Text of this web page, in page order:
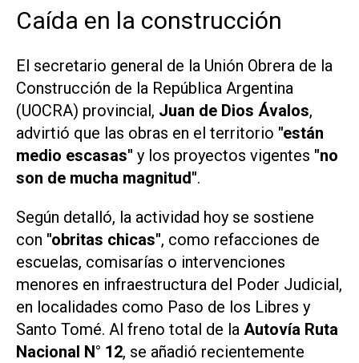
Caída en la construcción
El secretario general de la Unión Obrera de la
Construcción de la República Argentina
(UOCRA) provincial, Juan de Dios Ávalos,
advirtió que las obras en el territorio "están
medio escasas" y los proyectos vigentes "no
son de mucha magnitud".
Según detalló, la actividad hoy se sostiene
con "obritas chicas", como refacciones de
escuelas, comisarías o intervenciones
menores en infraestructura del Poder Judicial,
en localidades como Paso de los Libres y
Santo Tomé. Al freno total de la Autovía Ruta
Nacional N° 12, se añadió recientemente